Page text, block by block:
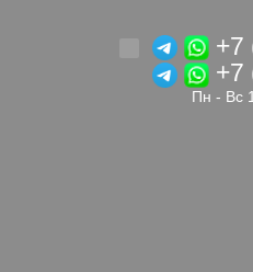
+7
+7
Пн - Вс